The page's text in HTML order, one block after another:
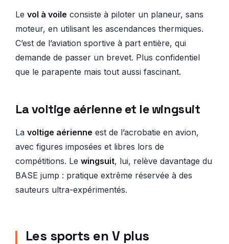
Le vol à voile consiste à piloter un planeur, sans
moteur, en utilisant les ascendances thermiques.
C’est de l’aviation sportive à part entière, qui
demande de passer un brevet. Plus confidentiel
que le parapente mais tout aussi fascinant.
La voltige aérienne et le wingsuit
La voltige aérienne est de l’acrobatie en avion,
avec figures imposées et libres lors de
compétitions. Le wingsuit, lui, relève davantage du
BASE jump : pratique extrême réservée à des
sauteurs ultra-expérimentés.
Les sports en V plus